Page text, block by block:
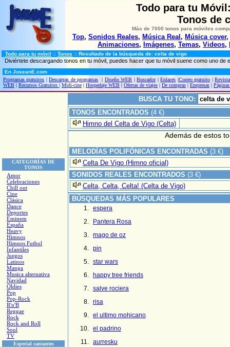
Todo para tu
Tonos de
Más de 7000 tonos para móviles
Top, Sonidos Reales, Música Real , Música cover,
Animaciones, Imágenes, Temas, Videos,
Todo para tu móvil :: Tonos :: Resultado de la búsqueda de: celta de vigo
Diviértete descargando tonos en tu móvil, puedes hacer que tu móvil suene como uno de
En JoseanE.com
Programas gratuitos |Descargas de programas | Diseño WEB |Buscador|Enlaces |Correo gratuito |
WEB | Recursos Gratuitos | Midi-cine | Hospedaje WEB | Ofertas de viajes | De compras | Empresas |
CATEGORÍAS DE
TONOS
Amor
Celebraciones
Chill out
Cine
Clásica
Dance
Deportes
Eminem
España
Heavy
Himnos
Himnos Futbol
Infantiles
Juegos
Latinos
Manga
Musica alternativa
Navidad
Oldies
Pop
Pop-Rock
R'n'B
Reggae
Rock
Rock and Roll
Soul
TV
Especial cantantes
BUSCA TU TONO:
TONOS ENCONTRADOS (4 €)
Himno del Celta de Vigo (Celta)
Además de estos
MELODÍAS POLIFÓNICAS ENCONTRADAS (3 €)
Celta De Vigo (Himno oficial)
SONIDOS REALES ENCONTRADOS (3 €)
Celta, Celta, Celta! (Celta de Vigo)
BÚSQUEDAS MÁS POPULARES
espera
Pantera Rosa
mago de oz
pin
star wars
happy tree friends
salve rociera
risa
el ultimo mohicano
el padrino
aurresku